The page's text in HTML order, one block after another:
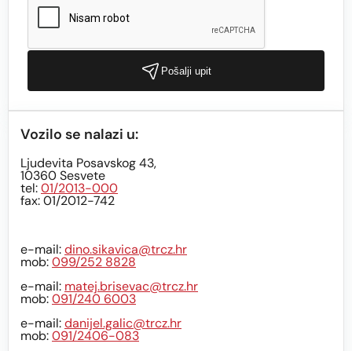
Pošalji upit
Vozilo se nalazi u:
Ljudevita Posavskog 43,
10360 Sesvete
tel:01/2013-000
fax: 01/2012-742
e-mail:dino.sikavica@trcz.hr
mob:099/252 8828
e-mail: matej.brisevac@trcz.hr
mob:091/240 6003
e-mail:danijel.galic@trcz.hr
mob:091/2406-083